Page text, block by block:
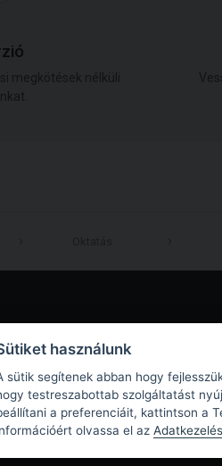
Facebook
|Oldaltérkép|Privacy Policy|Sütik
használunk
sütik segítenek abban hogy
testreszabottab szolgáltatást
a preferenciáit, kattintson a
olvassa el az